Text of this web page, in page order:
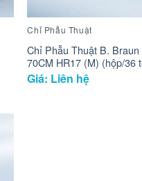
Chỉ Phẫu Thuật
Chỉ Phẫu Thuật B.
70CM HR17 (M) (hộp/36
Giá: Liên hệ